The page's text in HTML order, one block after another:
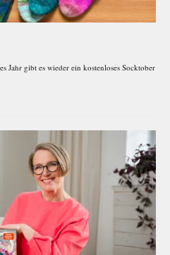
Jahr gibt es wieder ein kostenloses Socktober